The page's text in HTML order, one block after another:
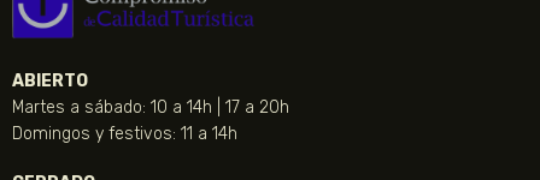
ABIERTO
Martes a sábado: 10 a 14h | 17 a 20h
Domingos y festivos: 11 a 14h